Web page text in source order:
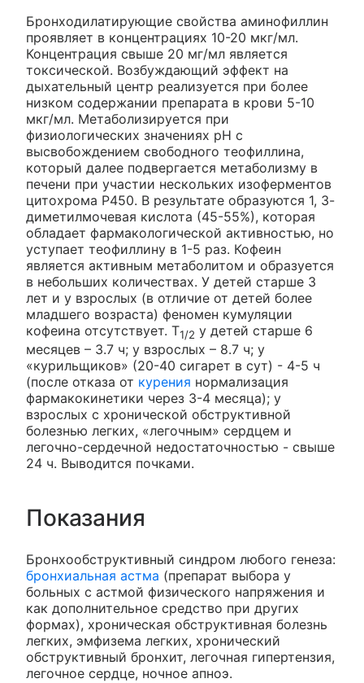
Бронходилатирующие свойства аминофиллин
проявляет в концентрациях 10-20 мкг/мл.
Концентрация свыше 20 мг/мл является
токсической. Возбуждающий эффект на
дыхательный центр реализуется при более
низком содержании препарата в крови 5-10
мкг/мл. Метаболизируется при
физиологических значениях рН с
высвобождением свободного теофиллина,
который далее подвергается метаболизму в
печени при участии нескольких изоферментов
цитохрома Р450. В результате образуются 1, 3-
диметилмочевая кислота (45-55%), которая
обладает фармакологической активностью, но
уступает теофиллину в 1-5 раз. Кофеин
является активным метаболитом и образуется
в небольших количествах. У детей старше 3
лет и у взрослых (в отличие от детей более
младшего возраста) феномен кумуляции
кофеина отсутствует. T1/2 у детей старше 6
месяцев – 3.7 ч; у взрослых – 8.7 ч; у
«курильщиков» (20-40 сигарет в сут) - 4-5 ч
(после отказа от курения нормализация
фармакокинетики через 3-4 месяца); у
взрослых с хронической обструктивной
болезнью легких, «легочным» сердцем и
легочно-сердечной недостаточностью - свыше
24 ч. Выводится почками.
Показания
Бронхообструктивный синдром любого генеза:
бронхиальная астма (препарат выбора у
больных с астмой физического напряжения и
как дополнительное средство при других
формах), хроническая обструктивная болезнь
легких, эмфизема легких, хронический
обструктивный бронхит, легочная гипертензия,
легочное сердце, ночное апноэ.